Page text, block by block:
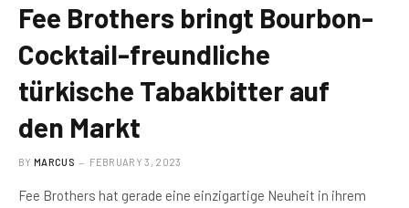
Fee Brothers bringt Bourbon-
Cocktail-freundliche
türkische Tabakbitter auf
den Markt
BY MARCUS FEBRUARY 3, 2023
Fee Brothers hat gerade eine einzigartige Neuheit in ihrem